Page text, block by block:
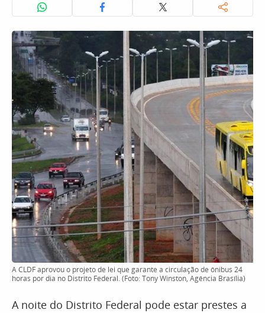
A CLDF aprovou o projeto de lei que garante a circulação de ônibus 24
horas por dia no Distrito Federal. (Foto: Tony Winston, Agência Brasília)
A noite do Distrito Federal pode estar prestes a